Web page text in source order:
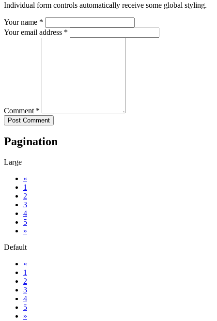
Individual form controls automatically receive some global styling.
Your name *
Your email address *
Comment *
Pagination
Large
«
1
2
3
4
5
»
Default
«
1
2
3
4
5
»